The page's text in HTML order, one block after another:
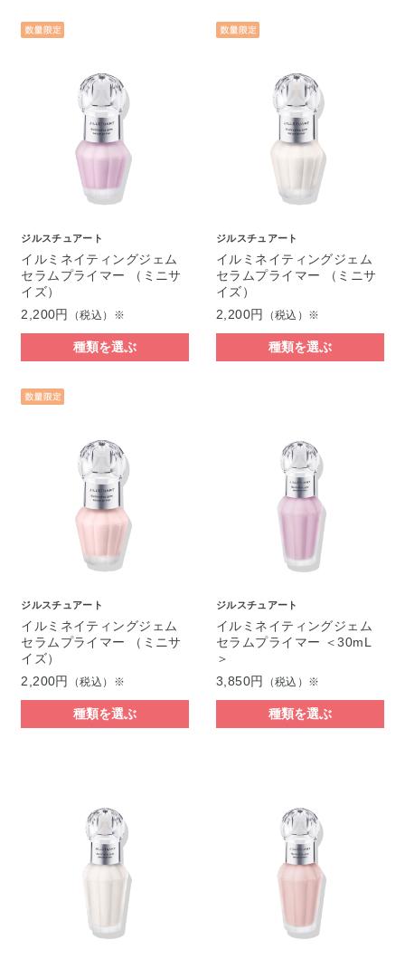
ジルスチュアート
イルミネイティングジェム
セラムプライマー （ミニサ
イズ）
2,200円
（税込）※
種類を選ぶ
ジルスチュアート
イルミネイティングジェム
セラムプライマー （ミニサ
イズ）
2,200円
（税込）※
種類を選ぶ
ジルスチュアート
イルミネイティングジェム
セラムプライマー （ミニサ
イズ）
2,200円
（税込）※
種類を選ぶ
ジルスチュアート
イルミネイティングジェム
セラムプライマー ＜30mL
＞
3,850円
（税込）※
種類を選ぶ